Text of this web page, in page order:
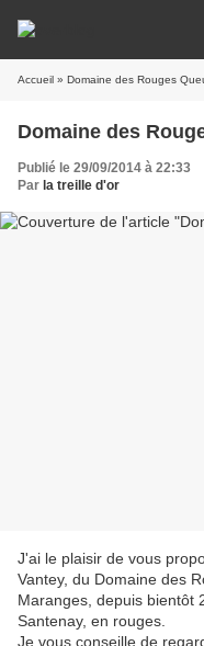
Accueil » Domaine des Rouges
Domaine des
Publié le 29/09/2014 à 22:33
Par la treille d'or
J'ai le plaisir de vous
Vantey, du Domaine des
Maranges, depuis bientôt
Santenay, en rouges.
Je vous conseille de